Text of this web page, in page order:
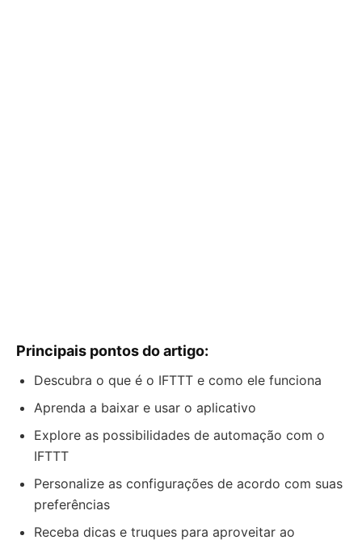
Principais pontos do artigo:
Descubra o que é o IFTTT e como ele funciona
Aprenda a baixar e usar o aplicativo
Explore as possibilidades de automação com o
IFTTT
Personalize as configurações de acordo com suas
preferências
Receba dicas e truques para aproveitar ao